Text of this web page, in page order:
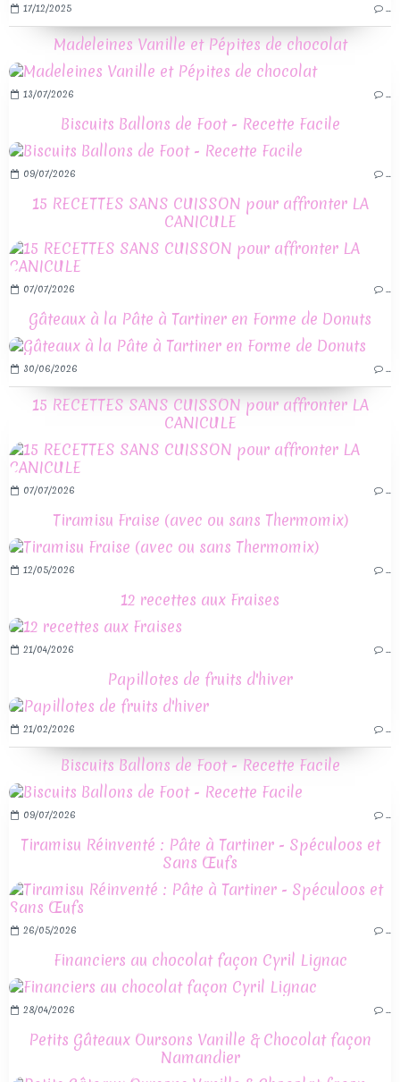
17/12/2025 …
Madeleines Vanille et Pépites de chocolat
13/07/2026 …
Biscuits Ballons de Foot - Recette Facile
09/07/2026 …
15 RECETTES SANS CUISSON pour affronter LA
CANICULE
07/07/2026 …
Gâteaux à la Pâte à Tartiner en Forme de Donuts
30/06/2026 …
15 RECETTES SANS CUISSON pour affronter LA
CANICULE
07/07/2026 …
Tiramisu Fraise (avec ou sans Thermomix)
12/05/2026 …
12 recettes aux Fraises
21/04/2026 …
Papillotes de fruits d'hiver
21/02/2026 …
Biscuits Ballons de Foot - Recette Facile
09/07/2026 …
Tiramisu Réinventé : Pâte à Tartiner - Spéculoos et
Sans Œufs
26/05/2026 …
Financiers au chocolat façon Cyril Lignac
28/04/2026 …
Petits Gâteaux Oursons Vanille & Chocolat façon
Namandier